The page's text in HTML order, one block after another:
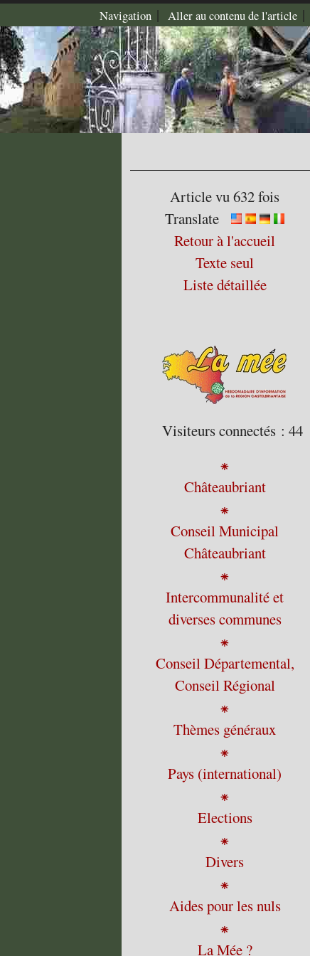
Navigation | Aller au contenu de l'article |
Article vu 632 fois
Translate
Retour à l'accueil
Texte seul
Liste détaillée
Visiteurs connectés : 44
⁕
Châteaubriant
⁕
Conseil Municipal
Châteaubriant
⁕
Intercommunalité et
diverses communes
⁕
Conseil Départemental,
Conseil Régional
⁕
Thèmes généraux
⁕
Pays (international)
⁕
Elections
⁕
Divers
⁕
Aides pour les nuls
⁕
La Mée ?